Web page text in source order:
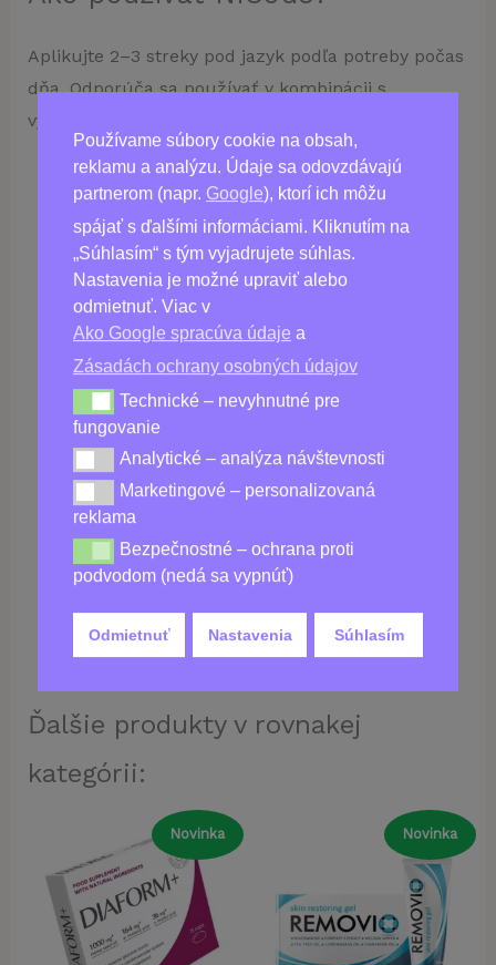
Používame súbory cookie na obsah,
reklamu a analýzu. Údaje sa odovzdávajú
partnerom (napr. Google), ktorí ich môžu
spájať s ďalšími informáciami. Kliknutím na
„Súhlasím“ s tým vyjadrujete súhlas.
Nastavenia je možné upraviť alebo
odmietnuť. Viac v
Ako Google spracúva údaje a
Zásadách ochrany osobných údajov
Technické – nevyhnutné pre fungovanie
Technické – nevyhnutné pre
fungovanie
Analytické – analýza návštevnosti
Analytické – analýza návštevnosti
Marketingové – personalizovaná reklama
Marketingové – personalizovaná
reklama
Bezpečnostné – ochrana proti podvodom (nedá sa
Bezpečnostné – ochrana proti
podvodom (nedá sa vypnúť)
Odmietnuť Nastavenia Súhlasím
Aplikujte 2–3 streky pod jazyk podľa potreby počas
dňa. Odporúča sa používať v kombinácii s
vyváženou stravou a zdravým životným štýlom.
Kúpiť NiCode
39,00€
Nedostupné
Ďalšie produkty v rovnakej
kategórii:
Novinka Novinka